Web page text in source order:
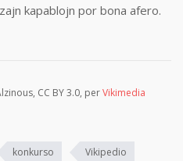
kapablojn por bona afero.
CC BY 3.0, perVikimedia
konkurso Vikipedio